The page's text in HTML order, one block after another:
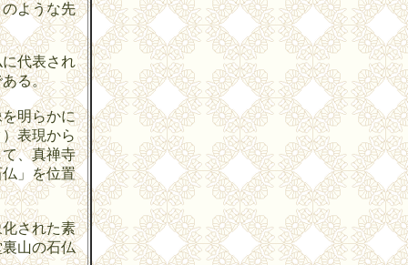
ような先
代表され
る。
明らかに
表現から
、真禅寺
」を位置
された素
山の石仏